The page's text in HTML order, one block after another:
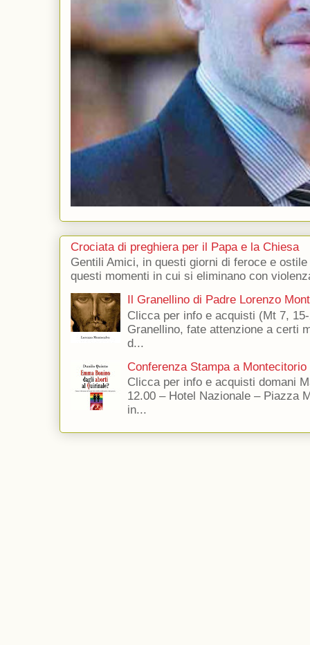
Crociata di preghiera per il Papa e la Chiesa
Gentili Amici, in questi giorni di feroce e
questi momenti in cui si eliminano con
Il Granellino di Padre Lorenzo
Clicca per info e acquisti (Mt 7,
Granellino, fate attenzione a certi
d...
Conferenza Stampa a Montecitorio
Clicca per info e acquisti domani
12.00 – Hotel Nazionale – Piazza
in...